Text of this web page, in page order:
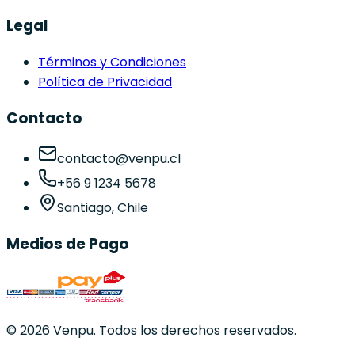
Legal
Términos y Condiciones
Política de Privacidad
Contacto
contacto@venpu.cl
+56 9 1234 5678
Santiago, Chile
Medios de Pago
©2026Venpu. Todos los derechos reservados.